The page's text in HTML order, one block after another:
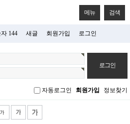
메뉴 검색
144 새글 회원가입 로그인
자동로그인 회원가입 정보찾기